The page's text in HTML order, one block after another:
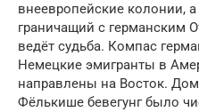
внеевропейские колонии,
граничащий с германским
ведёт судьба. Компас
Немецкие эмигранты в
направлены на Восток.
Фёлькише бевегунг было